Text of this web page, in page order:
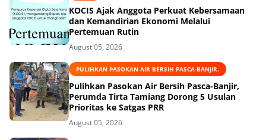
KOCIS Ajak Anggota Perkuat Kebersamaan
dan Kemandirian Ekonomi Melalui
Pertemuan Rutin
August 05, 2026
PULIHKAN PASOKAN AIR BERSIH PASCA-BANJIR.
Pulihkan Pasokan Air Bersih Pasca-Banjir,
Perumda Tirta Tamiang Dorong 5 Usulan
Prioritas ke Satgas PRR
August 05, 2026